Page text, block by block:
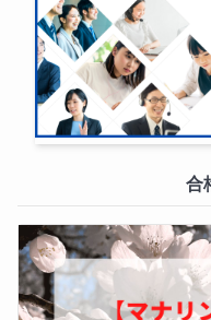
出たのか、一年生の夏
群のようになってしま
きなくなっていきまし
成績はどんどん下降し
なりました。
絶望感で学校も休みが
を過ごしていました。
そんな状態が2年生時
受験を意識し始める時
【授業内容調整アンケ
生徒さんひとりひとり
提供させていただきた
点・ご希望などに関す
を実施させていただ
いただいたご意見・ご
を継続できますよう、
『授業内容調整アンケ
合